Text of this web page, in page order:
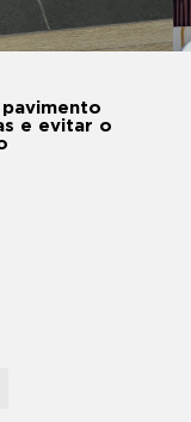
pavimento
e evitar o